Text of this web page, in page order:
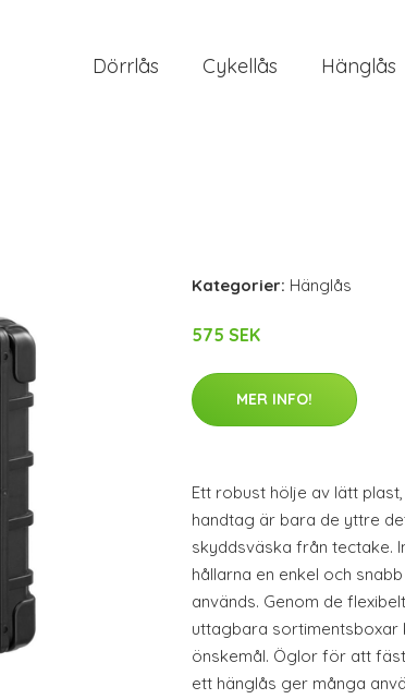
Dörrlås Cykellås Hänglås
Kategorier: Hänglås
575 SEK
MER INFO!
Ett robust hölje av lätt
handtag är bara de yttre
skyddsväska från tectake.
hållarna en enkel och
används. Genom de
uttagbara sortimentsboxar
önskemål. Öglor för att
ett hänglås ger många